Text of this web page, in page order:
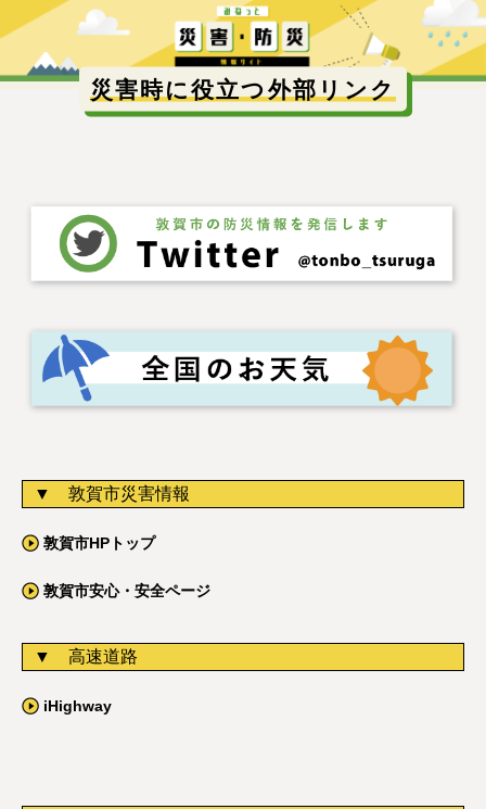
災害時に役立つ外部リンク
敦賀市災害情報
敦賀市HPトップ
敦賀市安心・安全ページ
高速道路
iHighway